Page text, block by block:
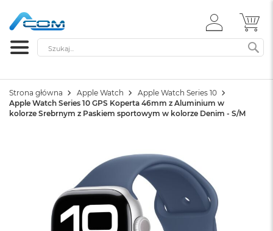
ZALOGUJ
SIĘ
Szukaj
Strona główna Apple Watch
Apple Watch Series 10
Apple Watch Series 10 GPS Koperta 46mm z Aluminium w
kolorze Srebrnym z Paskiem sportowym w kolorze Denim - S/M